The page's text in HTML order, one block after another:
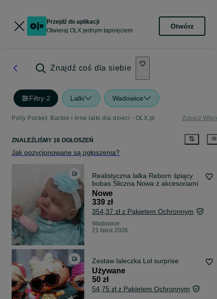
Przejdź do aplikacji
Otwieraj OLX jednym tapnięciem
Otwórz
Znajdź coś dla siebie
Filtry·2 Lalki Wadowice
Polly Pocket, Barbie i inne lalki dla dzieci - OLX.pl Zobacz
ZNALEŹLIŚMY 16 OGŁOSZEŃ
Jak pozycjonowane są ogłoszenia?
Realistyczna lalka Reborn śpiący
bobas Śliczna Nowa z akcesoriami
Nowe
339 zł
354,37 zł z Pakietem Ochronnym
Wadowice
21 lipca 2026
Zestaw laleczka Lol surprise
Używane
50 zł
54,75 zł z Pakietem Ochronnym